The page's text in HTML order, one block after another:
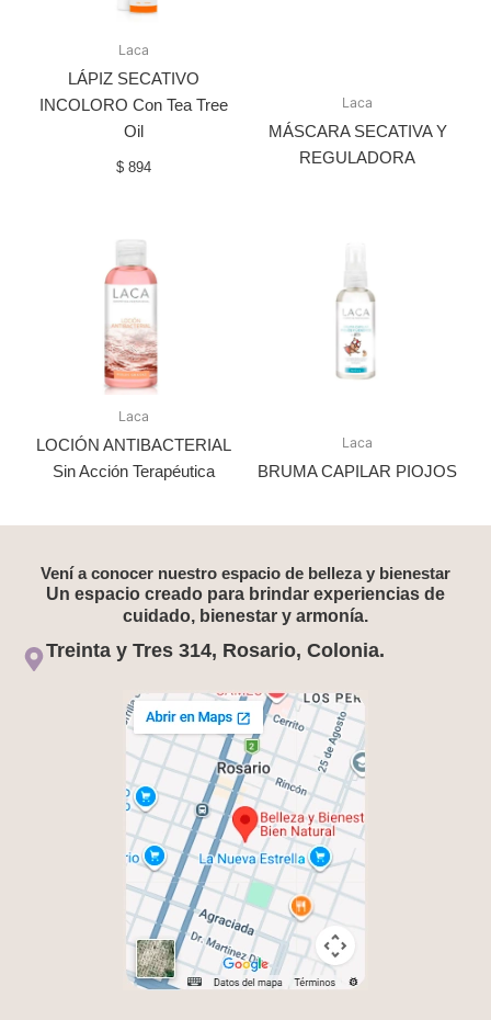
Laca
LÁPIZ SECATIVO
INCOLORO Con Tea Tree
Oil
$ 894
Laca
MÁSCARA SECATIVA Y
REGULADORA
Laca
LOCIÓN ANTIBACTERIAL
Sin Acción Terapéutica
Laca
BRUMA CAPILAR PIOJOS
Vení a conocer nuestro espacio de belleza y bienestar
Un espacio creado para brindar experiencias de
cuidado, bienestar y armonía.
Treinta y Tres 314, Rosario, Colonia.